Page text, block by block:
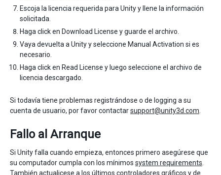
Escoja la licencia requerida para Unity y llene la información
solicitada.
Haga click en Download License y guarde el archivo.
Vaya devuelta a Unity y seleccione Manual Activation si es
necesario.
Haga click en Read License y luego seleccione el archivo de
licencia descargado.
Si todavía tiene problemas registrándose o de logging a su
cuenta de usuario, por favor contactarsupport@unity3d.com
Fallo al Arranque
Si Unity falla cuando empieza, entonces primero asegúrese que
su computador cumpla con los mínimos system requirements
También actualicese a los últimos controladores gráficos y de